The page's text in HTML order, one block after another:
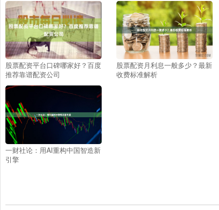
股票配资平台口碑哪家好？百度
推荐靠谱配资公司
股票配资月利息一般多少？最新
收费标准解析
一财社论：用AI重构中国智造新
引擎